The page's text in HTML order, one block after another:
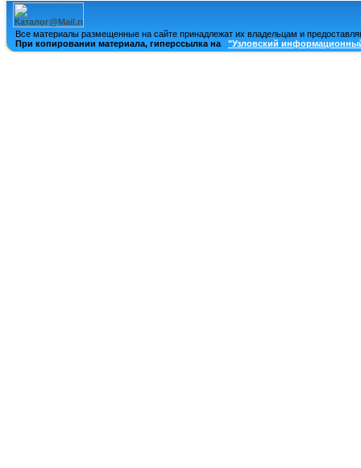
Все материалы размещенные на сайте принадлежат их владельцам и
При копировании материала, гиперссылка на
"Узловский